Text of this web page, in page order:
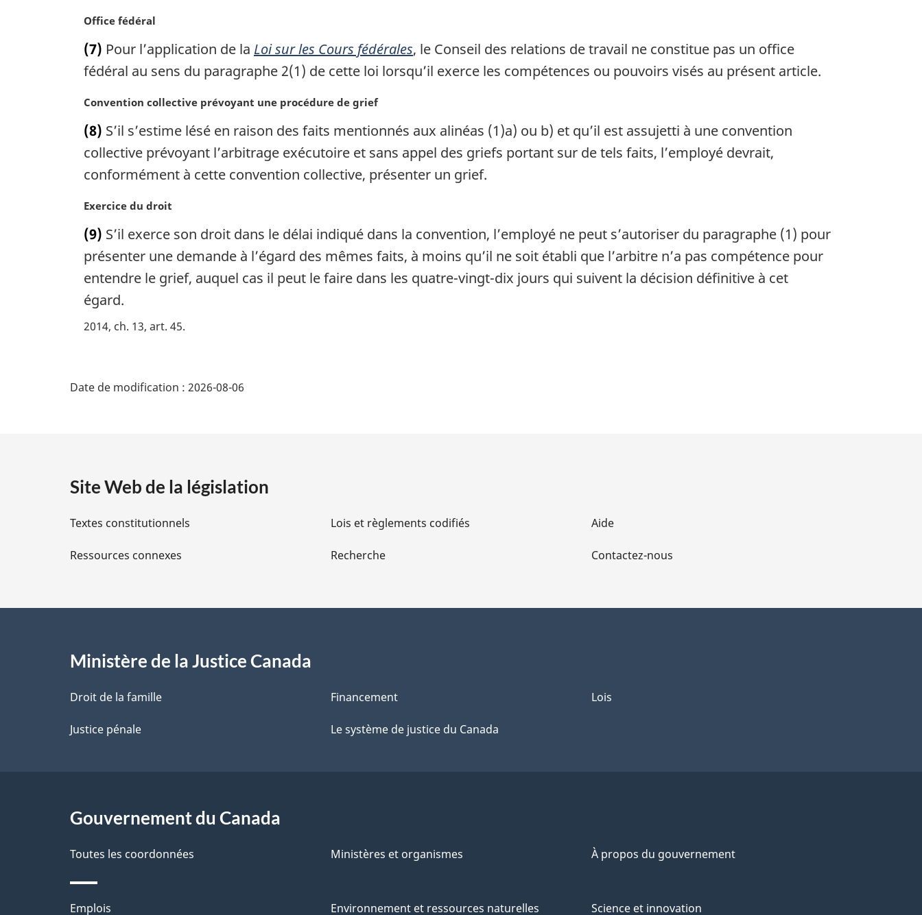
a
e
:
a
g
i
a
e
N
t
e
a
g
i
a
e
:
Office fédéral
(7) Pour l’application de la Loi sur les Cours fédérales, le Conseil des relations de travail ne constitue pas un office
fédéral au sens du paragraphe 2(1) de cette loi lorsqu’il exerce les compétences ou pouvoirs visés au présent article.
N
t
e
a
g
i
n
a
l
:
Convention collective prévoyant une procédure de grief
(8) S’il s’estime lésé en raison des faits mentionnés aux alinéas (1)a) ou b) et qu’il est assujetti à une convention
collective prévoyant l’arbitrage exécutoire et sans appel des griefs portant sur de tels faits, l’employé devrait,
conformément à cette convention collective, présenter un grief.
N
t
e
m
a
r
i
e
Exercice du droit
(9) S’il exerce son droit dans le délai indiqué dans la convention, l’employé ne peut s’autoriser du paragraphe (1) pour
présenter une demande à l’égard des mêmes faits, à moins qu’il ne soit établi que l’arbitre n’a pas compétence pour
entendre le grief, auquel cas il peut le faire dans les quatre-vingt-dix jours qui suivent la décision définitive à cet
égard.
2014, ch. 13, art. 45
i
l
s
l
a
p
e
Date de modification : 2026-08-06
Site Web de la législation
Textes constitutionnels
Ressources connexes
Lois et règlements codifiés
Recherche
Aide
Contactez-nous
Ministère de la Justice Canada
Droit de la famille
Justice pénale
Financement
Le système de justice du Canada
Lois
Gouvernement du Canada
Toutes les coordonnées Ministères et organismes À propos du gouvernement
Thèmes
Emplois Environnement et ressources naturelles Science et innovation